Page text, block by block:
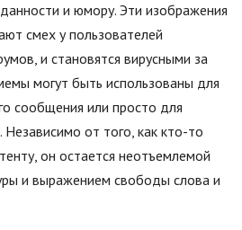
и юмору. Эти изображения
смех у пользователей
и становятся вирусными за
могут быть использованы для
сообщения или просто для
Независимо от того, как кто-то
он остается неотъемлемой
и выражением свободы слова и